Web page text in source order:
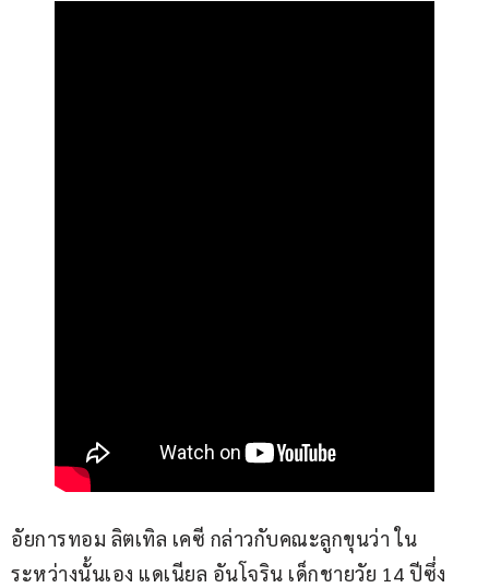
อัยการทอม ลิตเทิล เคซี กล่าวกับคณะลูกขุนว่า ใน
ระหว่างนั้นเอง แดเนียล อันโจริน เด็กชายวัย 14 ปีซึ่ง